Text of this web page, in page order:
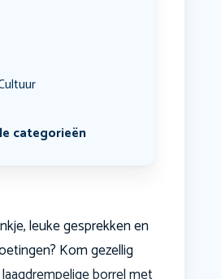
categorieën
leuke gesprekken en
Kom gezellig